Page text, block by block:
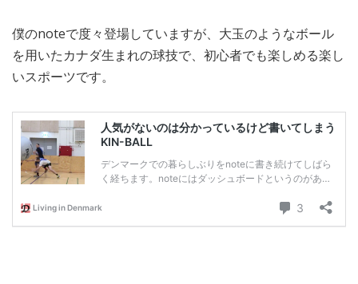
僕のnoteで度々登場していますが、大玉のようなボール
を用いたカナダ生まれの球技で、初心者でも楽しめる楽し
いスポーツです。